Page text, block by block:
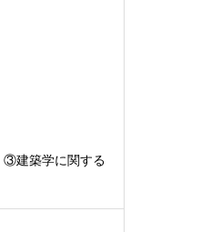
建築学に関する